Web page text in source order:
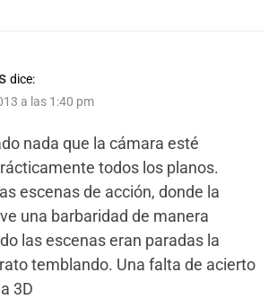
dice:
a las 1:40 pm
nada que la cámara esté
todos los planos.
escenas de acción, donde la
una barbaridad de manera
las escenas eran paradas la
temblando. Una falta de acierto
3D